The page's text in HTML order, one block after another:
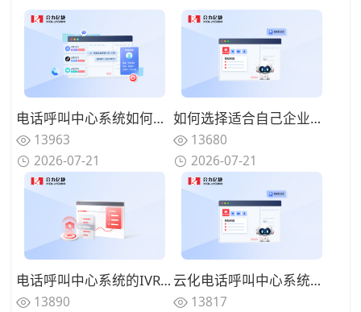
电话呼叫中心系统如何与在线渠道融合？全触点统一路由的协同方案
13963
2026-07-21
如何选择适合自己企业的电话呼叫中心系统？功能匹配与扩展性的权衡
13680
2026-07-21
电话呼叫中心系统的IVR设计有哪些技巧？告别迷宫式菜单的用户友好设计
13890
云化电话呼叫中心系统有哪些优势？告别硬件束缚的灵活部署模式
13817